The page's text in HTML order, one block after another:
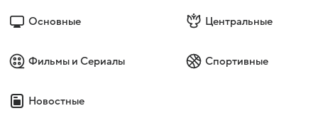
Основные Центральные
Фильмы и Сериалы Спортивные
Новостные